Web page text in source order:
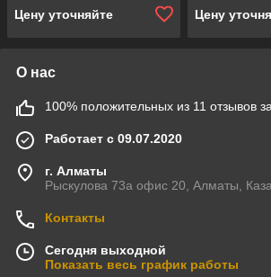
Цену уточняйте
Цену
О нас
100% положительных из 11 отзывов
Работает с 09.07.2020
г. Алматы
Рыскулова 73а офис 20, Алматы,
Контакты
Сегодня выходной
Показать весь график работы